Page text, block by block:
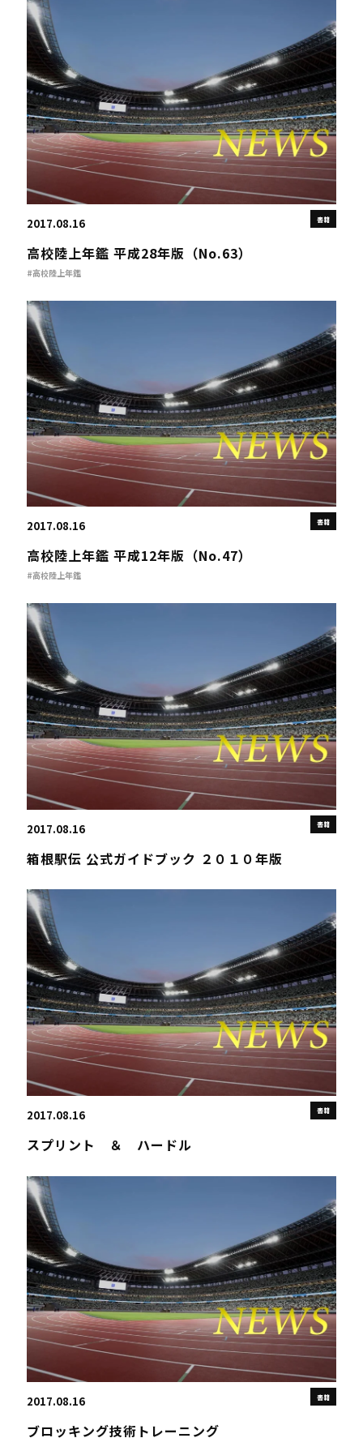
書籍
2017.08.16
高校陸上年鑑 平成28年版（No.63）
#高校陸上年鑑
書籍
2017.08.16
高校陸上年鑑 平成12年版（No.47）
#高校陸上年鑑
書籍
2017.08.16
箱根駅伝 公式ガイドブック ２０１０年版
書籍
2017.08.16
スプリント ＆ ハードル
書籍
2017.08.16
ブロッキング技術トレーニング